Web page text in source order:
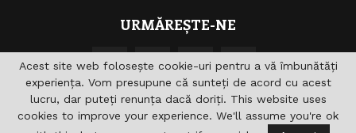
URMĂREȘTE-NE
Acest site web folosește cookie-uri pentru a vă îmbunătăți
experiența. Vom presupune că sunteți de acord cu acest
lucru, dar puteți renunța dacă doriți. This website uses
cookies to improve your experience. We'll assume you're ok